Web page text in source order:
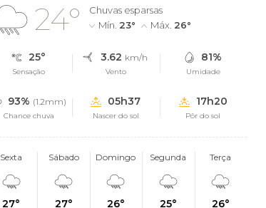
24°
Chuvas esparsas
Mín. 23° Máx. 26°
25°
Sensação
3.62 km/h
Vento
81%
Umidade
93% (1.2mm)
Chance chuva
05h37
Nascer do sol
17h20
Pôr do sol
Sexta
27°
Sábado
27°
Domingo
26°
Segunda
25°
Terça
26°